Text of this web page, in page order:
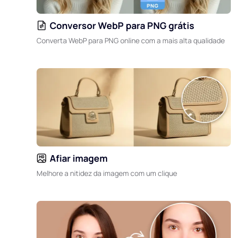
Conversor WebP para PNG grátis
Converta WebP para PNG online com a mais alta qualidade
Afiar imagem
Melhore a nitidez da imagem com um clique